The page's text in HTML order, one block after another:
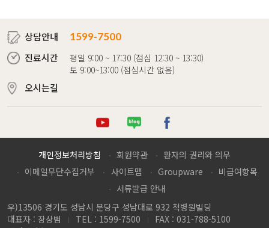
상담안내
1599-7500
진료시간
평일 9:00 ~ 17:30 (점심 12:30 ~ 13:30)
토 9:00~13:00 (점심시간 없음)
오시는길
튜브 로그 이스북
개인정보처리방침 회원약관
환자의 권리와 의무
이메일무단수집거부
사이트맵 Groupware
비급여항목
서류발급 안내
우)13506 경기도 성남시 분당구 성남대로 932 척병원빌딩
대표자 : 장상범
TEL : 1599-7500
FAX : 031-788-5100